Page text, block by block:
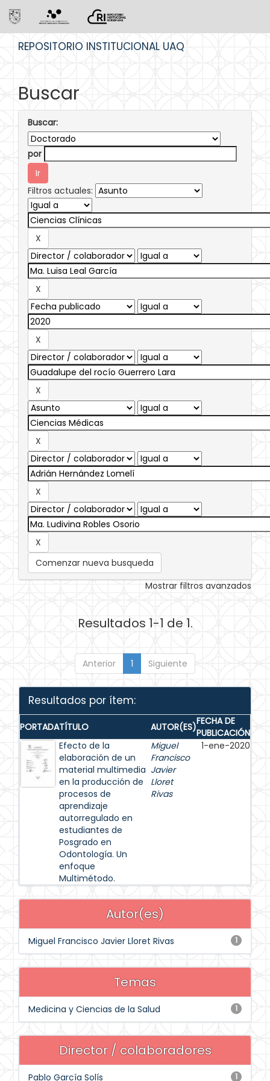
REPOSITORIO INSTITUCIONAL UAQ
Buscar
Buscar:
por
Filtros actuales:
Comenzar nueva busqueda
Mostrar filtros avanzados
Resultados 1-1 de 1.
Anterior 1 Siguiente
Resultados por ítem:
PORTADATÍTULO AUTOR(ES)FECHA DE
PUBLICACIÓN
Efecto de la
elaboración de un
material multimedia
en la producción de
procesos de
aprendizaje
autorregulado en
estudiantes de
Posgrado en
Odontología. Un
enfoque
Multimétodo.
Miguel
Francisco
Javier
Lloret
Rivas
1-ene-2020
Autor(es)
1
Miguel Francisco Javier Lloret Rivas
Temas
1
Medicina y Ciencias de la Salud
Director / colaboradores
1
Pablo García Solís